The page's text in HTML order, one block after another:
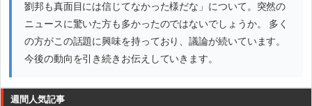
劉邦も真面目には信じてなかった様だな」について。突然の
ニュースに驚いた方も多かったのではないでしょうか。 多く
の方がこの話題に興味を持っており、議論が続いています。
今後の動向を引き続きお伝えしていきます。
週間人気記事